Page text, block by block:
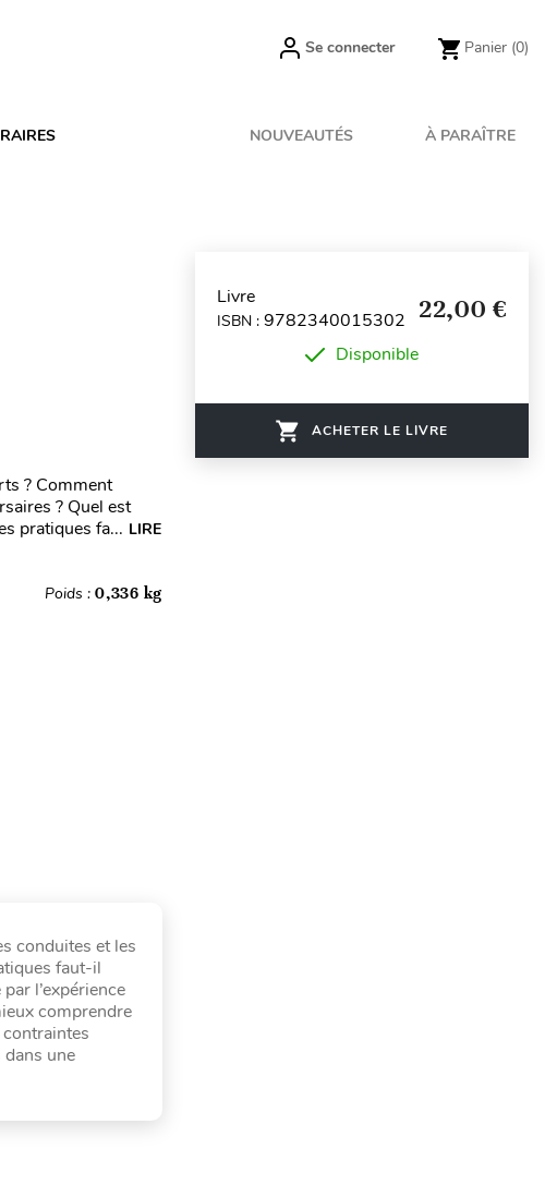
Se connecter Panier (0)
NOUVEAUTÉS À PARAÎTRE
? Comment
? Quel est
pratiques fa... LIRE
Poids :0,336 kg
conduites et les
faut-il
l’expérience
comprendre
une
Livre
ISBN : 9782340015302 22,00 €
Disponible
ACHETER LE LIVRE